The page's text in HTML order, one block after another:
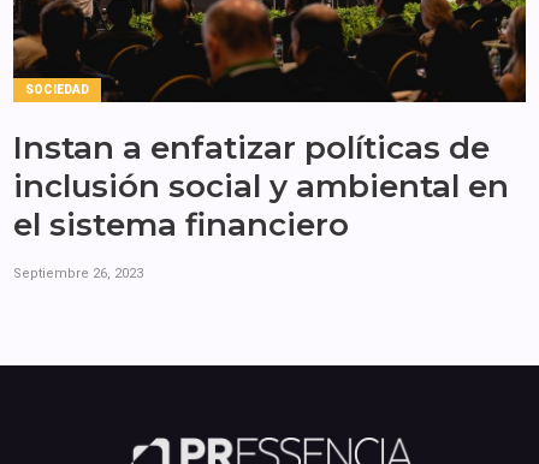
SOCIEDAD
Instan a enfatizar políticas de
inclusión social y ambiental en
el sistema financiero
Septiembre 26, 2023